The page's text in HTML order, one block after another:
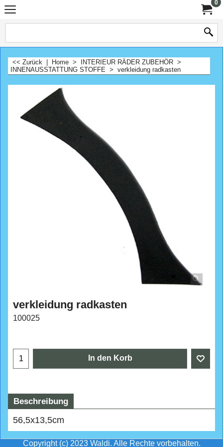
0
<< Zurück Home > INTERIEUR RÄDER ZUBEHÖR >
INNENAUSSTATTUNG STOFFE > verkleidung radkasten
verkleidung radkasten
100025
Beschreibung
Copyright (c) 2023 Waldi. Alle Rechte vorbehalten.